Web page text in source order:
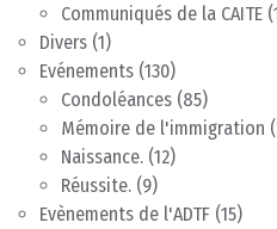
Communiqués de la CAITE
Divers (1)
Evénements (130)
Condoléances (85)
Mémoire de l'immigration
Naissance. (12)
Réussite. (9)
Evènements de l'ADTF (15)